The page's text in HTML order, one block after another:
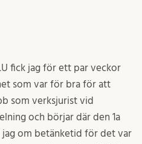
fick jag för ett par veckor
som var för bra för att
som verksjurist vid
och börjar där den 1a
jag om betänketid för det var